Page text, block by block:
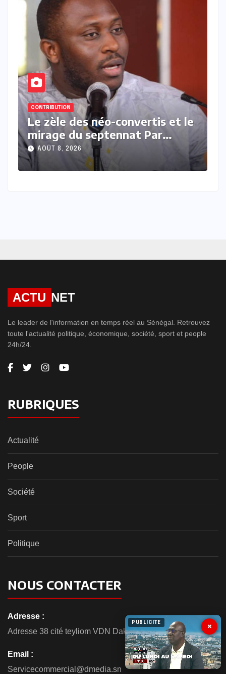
CONTRIBUTION
Président contre président Par
Moussa Kamara
AOÛT 7, 2026
ACTU NET
Le leader de l'information en temps réel au Sénégal. Retrouvez
toute l'actualité politique, économique, société, sport et people
24h/24.
RUBRIQUES
Actualité
People
Société
Sport
Politique
NOUS CONTACTER
Adresse :
Adresse 38 cité teyliom VDN Dakar
Email :
Servicecommercial@dmedia.sn
×
PUBLICITE